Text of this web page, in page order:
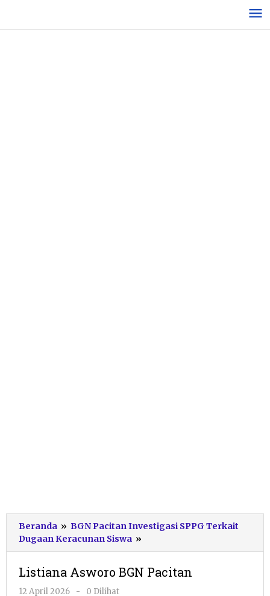
konten
Beranda » BGN Pacitan Investigasi SPPG Terkait
Dugaan Keracunan Siswa »
Asworo
Pacitan
Listiana Asworo BGN Pacitan
12 April 2026
oleh
-
0 Dilihat